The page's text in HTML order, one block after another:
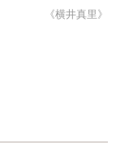
《横井真里》